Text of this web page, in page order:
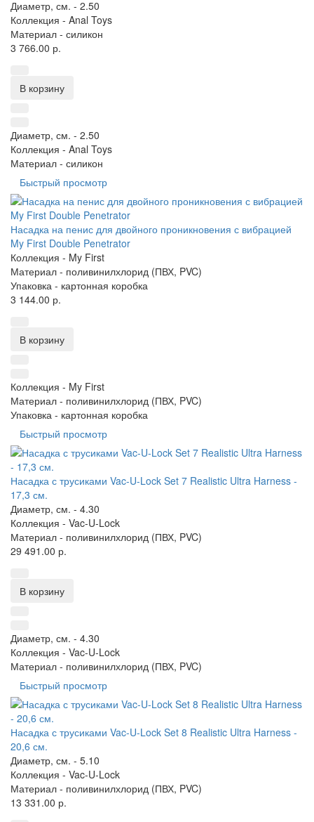
Диаметр, см. - 2.50
Коллекция - Anal Toys
Материал - силикон
3 766.00 р.
В корзину
Диаметр, см. - 2.50
Коллекция - Anal Toys
Материал - силикон
Быстрый просмотр
Насадка на пенис для двойного проникновения с вибрацией
My First Double Penetrator
Коллекция - My First
Материал - поливинилхлорид (ПВХ, PVC)
Упаковка - картонная коробка
3 144.00 р.
В корзину
Коллекция - My First
Материал - поливинилхлорид (ПВХ, PVC)
Упаковка - картонная коробка
Быстрый просмотр
Насадка с трусиками Vac-U-Lock Set 7 Realistic Ultra Harness -
17,3 см.
Диаметр, см. - 4.30
Коллекция - Vac-U-Lock
Материал - поливинилхлорид (ПВХ, PVC)
29 491.00 р.
В корзину
Диаметр, см. - 4.30
Коллекция - Vac-U-Lock
Материал - поливинилхлорид (ПВХ, PVC)
Быстрый просмотр
Насадка с трусиками Vac-U-Lock Set 8 Realistic Ultra Harness -
20,6 см.
Диаметр, см. - 5.10
Коллекция - Vac-U-Lock
Материал - поливинилхлорид (ПВХ, PVC)
13 331.00 р.